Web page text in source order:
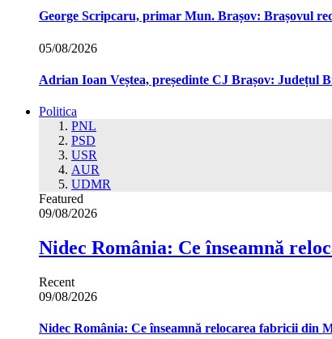
George Scripcaru, primar Mun. Brașov: Brașovul
05/08/2026
Adrian Ioan Veștea, președinte CJ Brașov: Județul
Politica
PNL
PSD
USR
AUR
UDMR
Featured
09/08/2026
Nidec România: Ce înseamnă
Recent
09/08/2026
Nidec România: Ce înseamnă relocarea fabricii din